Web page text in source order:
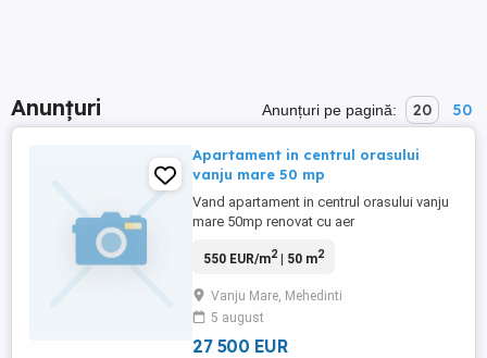
Anunțuri Anunțuri pe pagină: 20 50
Apartament in centrul orasului
vanju mare 50 mp
Vand apartament in centrul orasului vanju
mare 50mp renovat cu aer
bucatarie open space...antena
terasa inchisa ,apartament refacut...doar
sa va mutați in el...etajul 3 pret 27500e
550 EUR/m2| 50 m2
Vanju Mare, Mehedinti
5 august
27 500 EUR